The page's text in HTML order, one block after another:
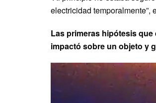
electricidad temporalmente”,
Las primeras hipótesis
impactó sobre un objeto y